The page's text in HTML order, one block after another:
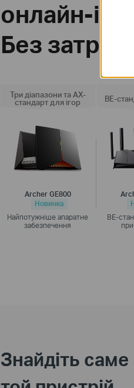
онлайн-
Без
Три діапазони та AX-
стандарт для ігор
Archer GE800
Новинка
Найпотужніше апаратне
забезпечення
BE-
BE-
Знайдіть саме